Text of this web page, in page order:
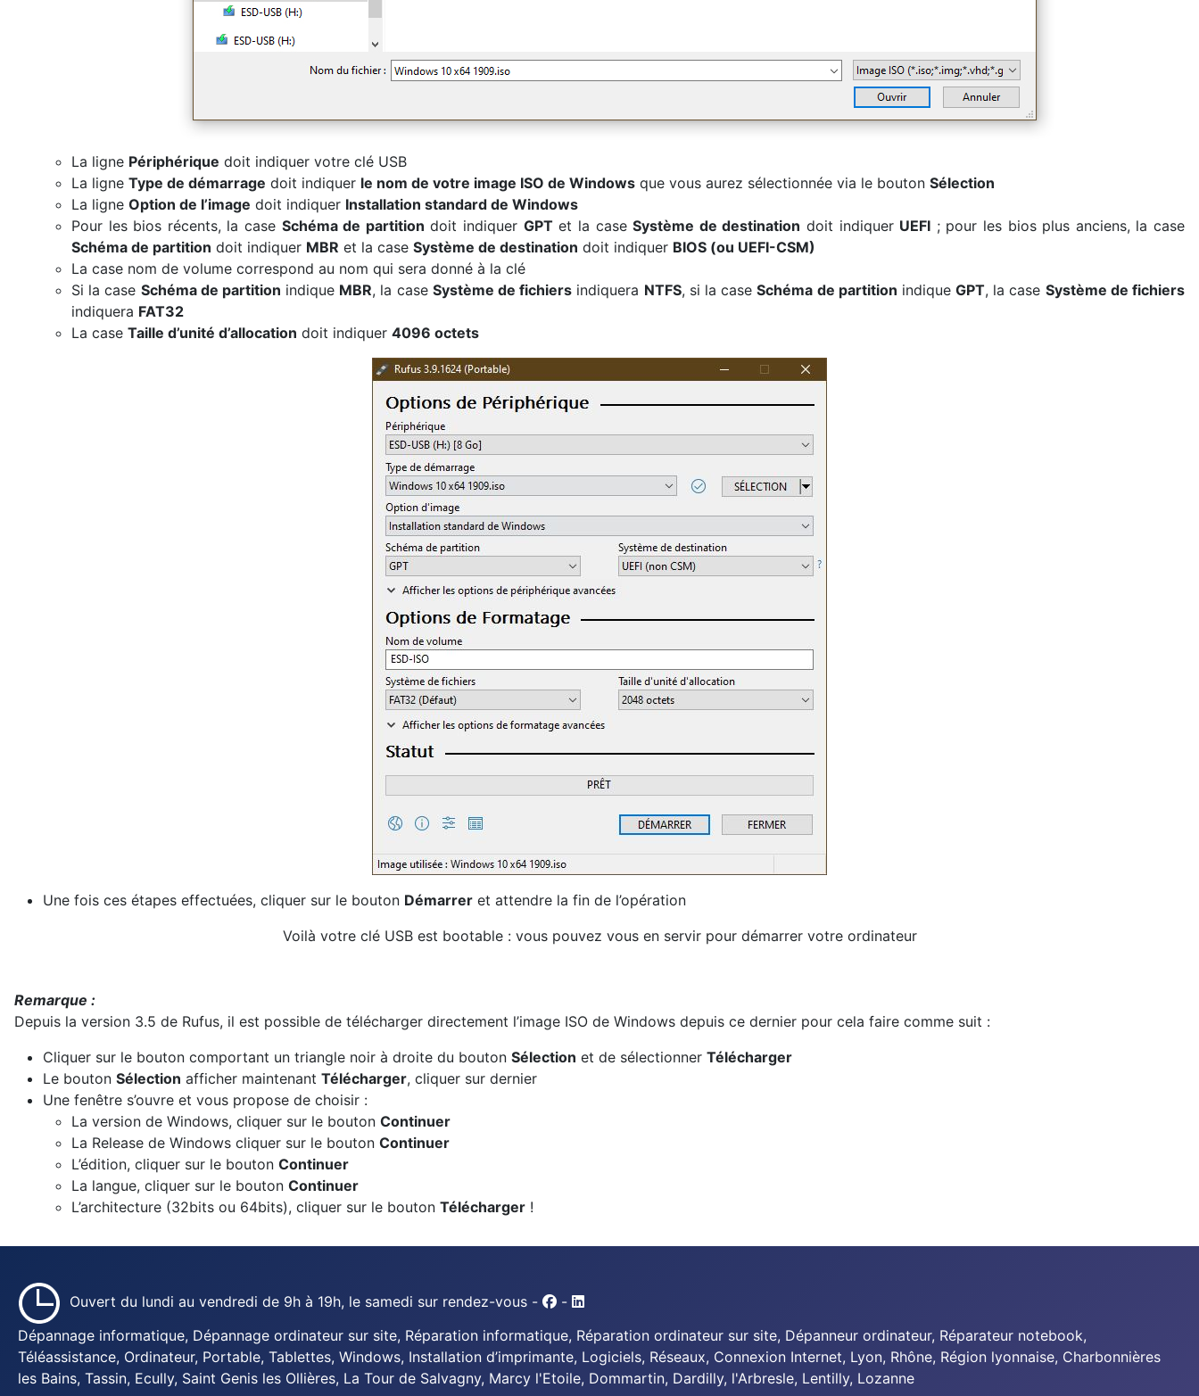
La ligne Périphérique doit indiquer votre clé USB
La ligne Type de démarrage doit indiquer le nom de votre image ISO de Windows que vous aurez sélectionnée via le bouton Sélection
La ligne Option de l’image doit indiquer Installation standard de Windows
Pour les bios récents, la case Schéma de partition doit indiquer GPTet la caseSystème de destination doit indiquer UEFI ; pour les bios plus anciens, la case
Schéma de partition doit indiquer MBR et la case Système de destination doit indiquer BIOS (ou UEFI-CSM)
La case nom de volume correspond au nom qui sera donné à la clé
Si la case Schéma de partition indique MBR, la case Système de fichiers indiquera NTFS, si la caseSchéma de partition indiqueGPT, la case Système de fichiers
indiquera FAT32
La case Taille d’unité d’allocation doit indiquer 4096 octets
Une fois ces étapes effectuées, cliquer sur le bouton Démarrer et attendre la fin de l’opération
Voilà votre clé USB est bootable : vous pouvez vous en servir pour démarrer votre ordinateur
Remarque :
Depuis la version 3.5 de Rufus, il est possible de télécharger directement l’image ISO de Windows depuis ce dernier pour cela faire comme suit :
Cliquer sur le bouton comportant un triangle noir à droite du bouton Sélection et de sélectionner Télécharger
Le bouton Sélection afficher maintenant Télécharger, cliquer sur dernier
Une fenêtre s’ouvre et vous propose de choisir :
La version de Windows, cliquer sur le bouton Continuer
La Release de Windows cliquer sur le bouton Continuer
L’édition, cliquer sur le bouton Continuer
La langue, cliquer sur le bouton Continuer
L’architecture (32bits ou 64bits), cliquer sur le bouton Télécharger !
Ouvert du lundi au vendredi de 9h à 19h, le samedi sur rendez-vous -
-
Dépannage informatique, Dépannage ordinateur sur site, Réparation informatique, Réparation ordinateur sur site, Dépanneur ordinateur, Réparateur notebook,
Téléassistance, Ordinateur, Portable, Tablettes, Windows, Installation d’imprimante, Logiciels, Réseaux, Connexion Internet, Lyon, Rhône, Région lyonnaise, Charbonnières
les Bains, Tassin, Ecully, Saint Genis les Ollières, La Tour de Salvagny, Marcy l'Etoile, Dommartin, Dardilly, l'Arbresle, Lentilly, Lozanne